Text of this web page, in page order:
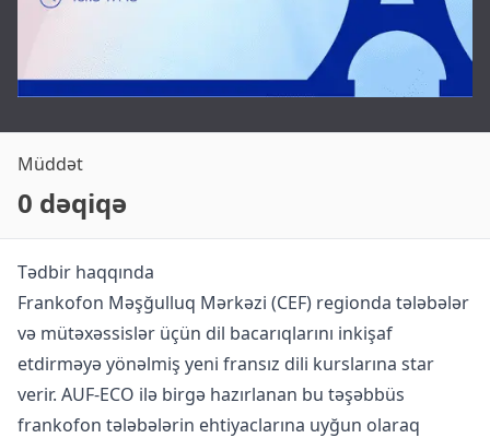
Müddət
0 dəqiqə
Tədbir haqqında
Frankofon Məşğulluq Mərkəzi (CEF) regionda tələbələr
və mütəxəssislər üçün dil bacarıqlarını inkişaf
etdirməyə yönəlmiş yeni fransız dili kurslarına star
verir. AUF-ECO ilə birgə hazırlanan bu təşəbbüs
frankofon tələbələrin ehtiyaclarına uyğun olaraq